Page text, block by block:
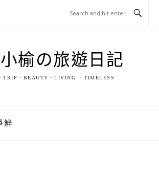
榆の旅遊日記
TRIP．BEAUTY．LIVING ．TIMELESS
鮮